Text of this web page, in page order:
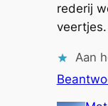
rederij
Aan